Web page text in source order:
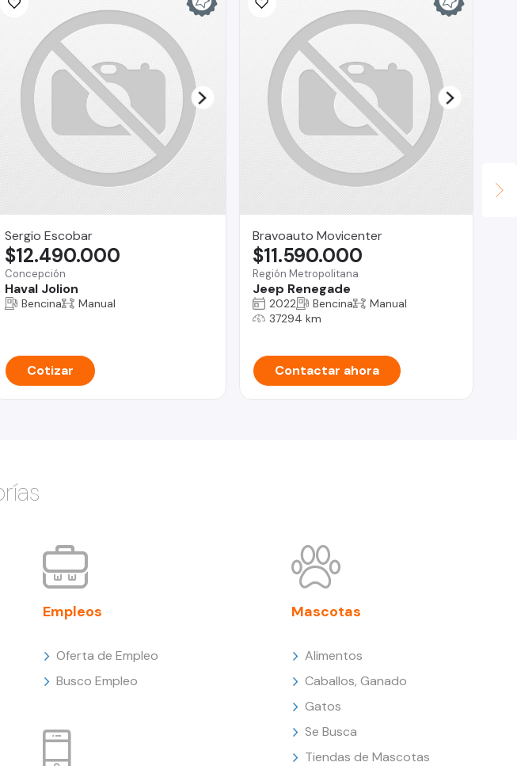
Sergio Escobar
Concepción
Haval Jolion
$12.490.000
Bencina Manual
Cotizar
Bravoauto Movicenter
Región Metropolitana
Jeep Renegade
$11.590.000
2022 Bencina
Manual
37294 km
Contactar ahora
Empleos
Oferta de Empleo
Busco Empleo
Mascotas
Alimentos
Caballos, Ganado
Gatos
Se Busca
Tiendas de Mascotas